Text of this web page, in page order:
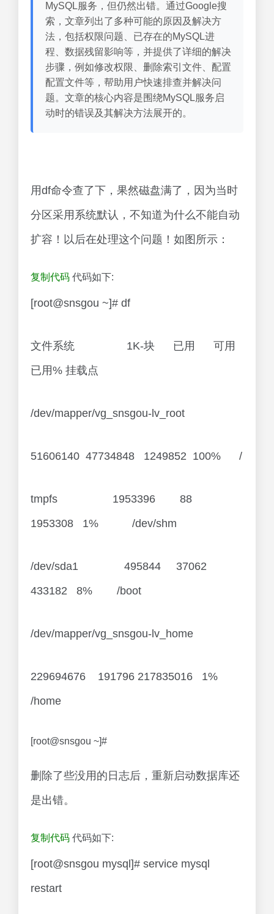
MySQL服务，但仍然出错。通过Google搜
索，文章列出了多种可能的原因及解决方
法，包括权限问题、已存在的MySQL进
程、数据残留影响等，并提供了详细的解决
步骤，例如修改权限、删除索引文件、配置
配置文件等，帮助用户快速排查并解决问
题。文章的核心内容是围绕MySQL服务启
动时的错误及其解决方法展开的。
用df命令查了下，果然磁盘满了，因为当时
分区采用系统默认，不知道为什么不能自动
扩容！以后在处理这个问题！如图所示：
复制代码 代码如下:
[root@snsgou ~]# df
文件系统 1K-块 已用 可用
已用% 挂载点
/dev/mapper/vg_snsgou-lv_root
51606140 47734848 1249852 100% /
tmpfs 1953396 88
1953308 1% /dev/shm
/dev/sda1 495844 37062
433182 8% /boot
/dev/mapper/vg_snsgou-lv_home
229694676 191796 217835016 1%
/home
[root@snsgou ~]#
删除了些没用的日志后，重新启动数据库还
是出错。
复制代码 代码如下:
[root@snsgou mysql]# service mysql
restart